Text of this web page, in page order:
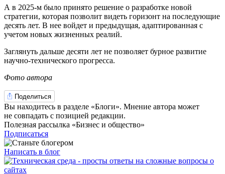
А в 2025-м было принято решение о разработке новой
стратегии, которая позволит видеть горизонт на последующие
десять лет. В нее войдет и предыдущая, адаптированная с
учетом новых жизненных реалий.
Заглянуть дальше десяти лет не позволяет бурное развитие
научно-технического прогресса.
Фото автора
Поделиться
Вы находитесь в разделе «Блоги». Мнение автора может
не совпадать с позицией редакции.
Полезная рассылка «Бизнес и общество»
Подписаться
Написать в блог